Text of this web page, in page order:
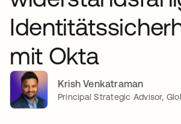
mit Okta
Krish Venkatraman
Principal Strategic Advisor,